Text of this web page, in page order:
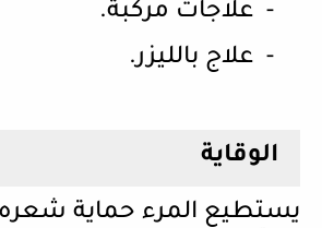
- علاجات مركبة.
- علاج بالليزر.
الوقاية
يستطيع المرء حماية